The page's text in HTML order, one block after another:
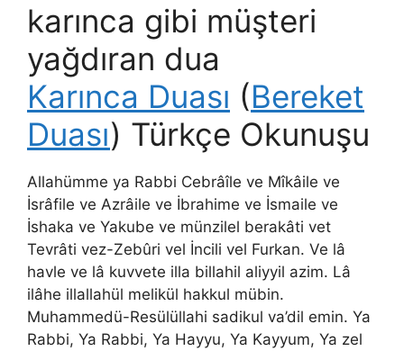
karınca gibi müşteri
yağdıran dua
Karınca Duası (Bereket
Duası) Türkçe Okunuşu
Allahümme ya Rabbi Cebrâîle ve Mîkâile ve
İsrâfile ve Azrâile ve İbrahime ve İsmaile ve
İshaka ve Yakube ve münzilel berakâti vet
Tevrâti vez-Zebûri vel İncili vel Furkan. Ve lâ
havle ve lâ kuvvete illa billahil aliyyil azim. Lâ
ilâhe illallahül melikül hakkul mübin.
Muhammedü-Resülüllahi sadikul va’dil emin. Ya
Rabbi, Ya Rabbi, Ya Hayyu, Ya Kayyum, Ya zel